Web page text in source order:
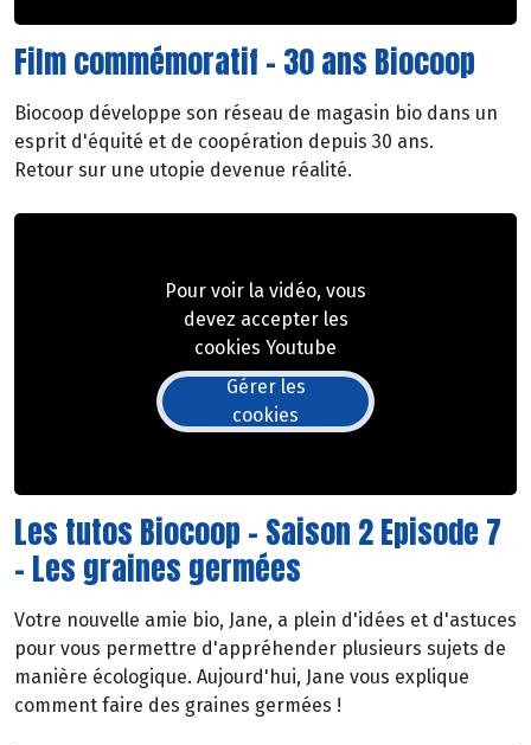
Film commémoratif - 30 ans Biocoop
Biocoop développe son réseau de magasin bio dans un
esprit d'équité et de coopération depuis 30 ans.
Retour sur une utopie devenue réalité.
Pour voir la vidéo, vous
devez accepter les
cookies Youtube
Gérer les
cookies
Les tutos Biocoop - Saison 2 Episode 7
- Les graines germées
Votre nouvelle amie bio, Jane, a plein d'idées et d'astuces
pour vous permettre d'appréhender plusieurs sujets de
manière écologique. Aujourd'hui, Jane vous explique
comment faire des graines germées !